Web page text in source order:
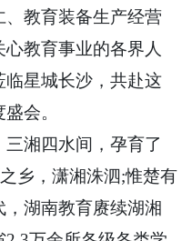
教育装备生产经营
教育事业的各界人
星城长沙，共赴这
会。
湘四水间，孕育了
乡，潇湘洙泗;惟楚有
湖南教育赓续湖湘